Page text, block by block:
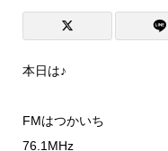
本日は♪
FMはつかいち
76.1MHz